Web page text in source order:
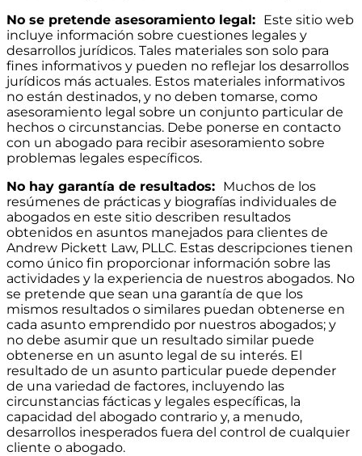
No se pretende asesoramiento legal: Este sitio web
incluye información sobre cuestiones legales y
desarrollos jurídicos. Tales materiales son solo para
fines informativos y pueden no reflejar los desarrollos
jurídicos más actuales. Estos materiales informativos
no están destinados, y no deben tomarse, como
asesoramiento legal sobre un conjunto particular de
hechos o circunstancias. Debe ponerse en contacto
con un abogado para recibir asesoramiento sobre
problemas legales específicos.
No hay garantía de resultados: Muchos de los
resúmenes de prácticas y biografías individuales de
abogados en este sitio describen resultados
obtenidos en asuntos manejados para clientes de
Andrew Pickett Law, PLLC. Estas descripciones tienen
como único fin proporcionar información sobre las
actividades y la experiencia de nuestros abogados. No
se pretende que sean una garantía de que los
mismos resultados o similares puedan obtenerse en
cada asunto emprendido por nuestros abogados; y
no debe asumir que un resultado similar puede
obtenerse en un asunto legal de su interés. El
resultado de un asunto particular puede depender
de una variedad de factores, incluyendo las
circunstancias fácticas y legales específicas, la
capacidad del abogado contrario y, a menudo,
desarrollos inesperados fuera del control de cualquier
cliente o abogado.